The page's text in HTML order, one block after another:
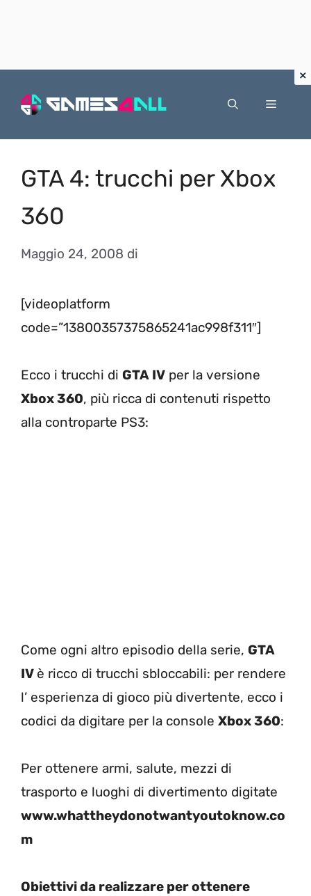
Menu
GTA 4: trucchi per Xbox
360
Maggio 24, 2008 di
[videoplatform
code=”13800357375865241ac998f311″]
Ecco i trucchi di GTA IV per la versione
Xbox 360, più ricca di contenuti rispetto
alla controparte PS3:
Come ogni altro episodio della serie, GTA
IV è ricco di trucchi sbloccabili: per rendere
l’ esperienza di gioco più divertente, ecco i
codici da digitare per la console Xbox 360:
Per ottenere armi, salute, mezzi di
trasporto e luoghi di divertimento digitate
www.whattheydonotwantyoutoknow.co
m
Obiettivi da realizzare per ottenere